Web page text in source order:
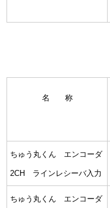
名 称
ちゅう丸くん エンコーダ
2CH ラインレシーバ入力
ちゅう丸くん エンコーダ